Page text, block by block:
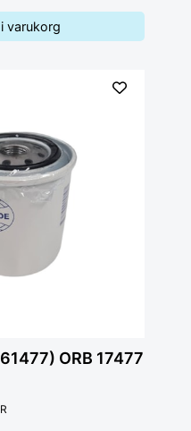
varukorg
ORB 17477